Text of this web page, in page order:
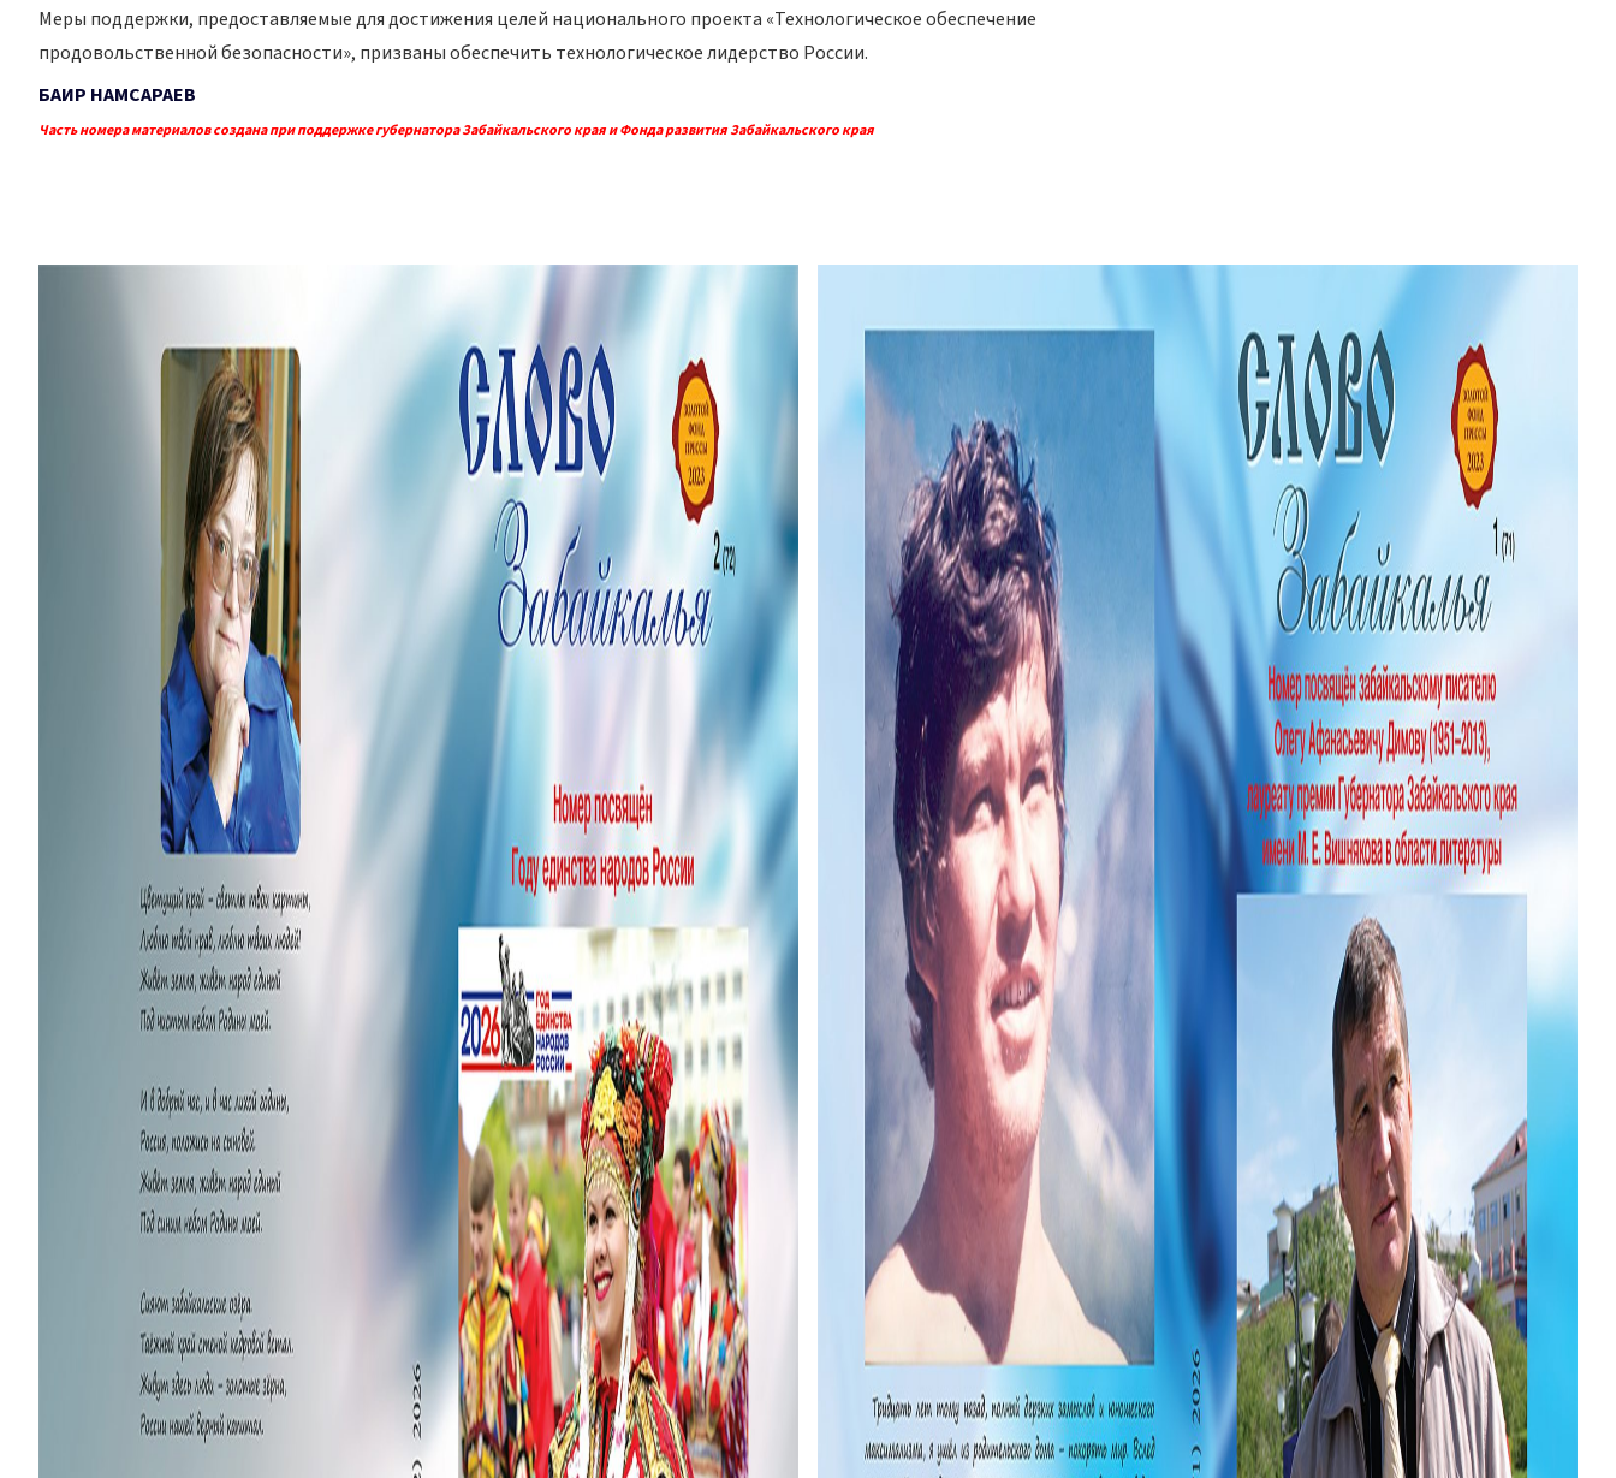
Меры поддержки, предоставляемые для достижения целей национального проекта «Технологическое обеспечение
продовольственной безопасности», призваны обеспечить технологическое лидерство России.
БАИР НАМСАРАЕВ
Часть номера материалов создана при поддержке губернатора Забайкальского края и Фонда развития Забайкальского края